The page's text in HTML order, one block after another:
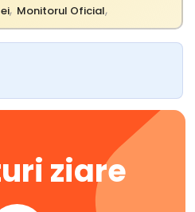
ziare
, Monitorul Oficial,